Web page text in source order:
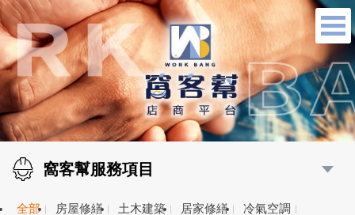
窩客幫服務項目
全部 房屋修繕 土木建築 居家修繕
冷氣空調